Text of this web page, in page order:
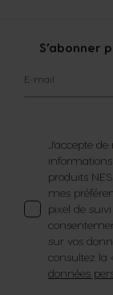
S’abonner
E-mail
J'accepte
produits
mes
pixel de
sur vos
consultez la
données